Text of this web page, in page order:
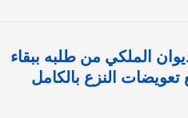
الملكي من طلبه ببقاء
تعويضات النزع بالكامل